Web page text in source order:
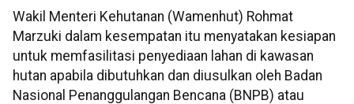
Wakil Menteri Kehutanan (Wamenhut) Rohmat
Marzuki dalam kesempatan itu menyatakan kesiapan
untuk memfasilitasi penyediaan lahan di kawasan
hutan apabila dibutuhkan dan diusulkan oleh Badan
Nasional Penanggulangan Bencana (BNPB) atau